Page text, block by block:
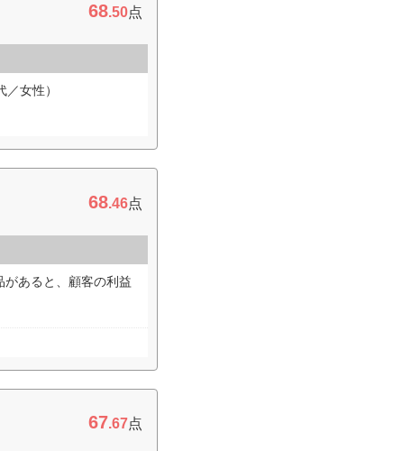
68.50点
女性）
68.46点
あると、顧客の利益
67.67点